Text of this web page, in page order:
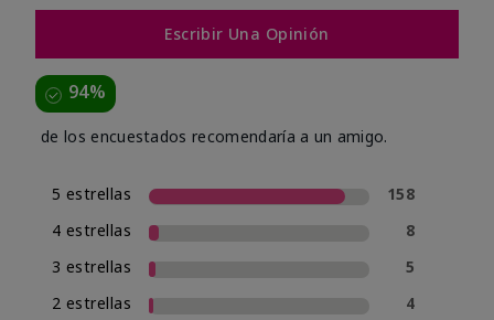
Escribir Una Opinión
94%
de los encuestados recomendaría a un amigo.
5 estrellas
158
4 estrellas
8
3 estrellas
5
2 estrellas
4